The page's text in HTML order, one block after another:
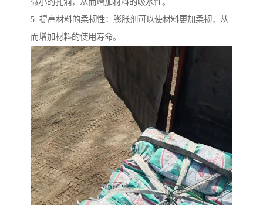
微小的孔洞，从而增加材料的吸水性。
5. 提高材料的柔韧性：膨胀剂可以使材料更加柔韧，从
而增加材料的使用寿命。